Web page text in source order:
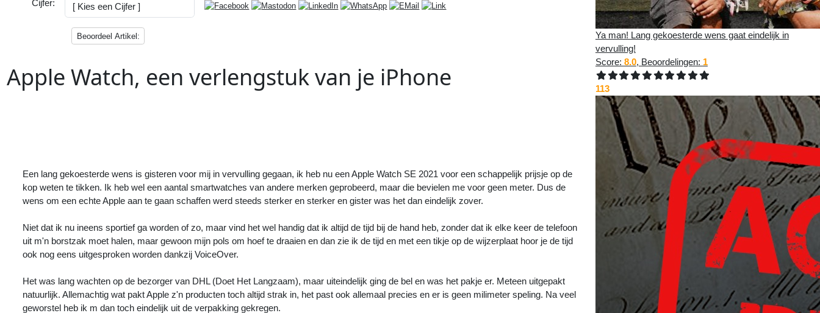
Cijfer:
Beoordeel Artikel:
Apple Watch, een verlengstuk van je iPhone
Een lang gekoesterde wens is gisteren voor mij in vervulling gegaan, ik heb nu een Apple Watch SE 2021 voor een schappelijk prijsje op de
kop weten te tikken. Ik heb wel een aantal smartwatches van andere merken geprobeerd, maar die bevielen me voor geen meter. Dus de
wens om een echte Apple aan te gaan schaffen werd steeds sterker en sterker en gister was het dan eindelijk zover.
Niet dat ik nu ineens sportief ga worden of zo, maar vind het wel handig dat ik altijd de tijd bij de hand heb, zonder dat ik elke keer de telefoon
uit m'n borstzak moet halen, maar gewoon mijn pols om hoef te draaien en dan zie ik de tijd en met een tikje op de wijzerplaat hoor je de tijd
ook nog eens uitgesproken worden dankzij VoiceOver.
Het was lang wachten op de bezorger van DHL (Doet Het Langzaam), maar uiteindelijk ging de bel en was het pakje er. Meteen uitgepakt
natuurlijk. Allemachtig wat pakt Apple z'n producten toch altijd strak in, het past ook allemaal precies en er is geen milimeter speling. Na veel
geworstel heb ik m dan toch eindelijk uit de verpakking gekregen.
Ya man! Lang gekoesterde wens gaat eindelijk in
vervulling!
Score: 8.0, Beoordelingen: 1
113